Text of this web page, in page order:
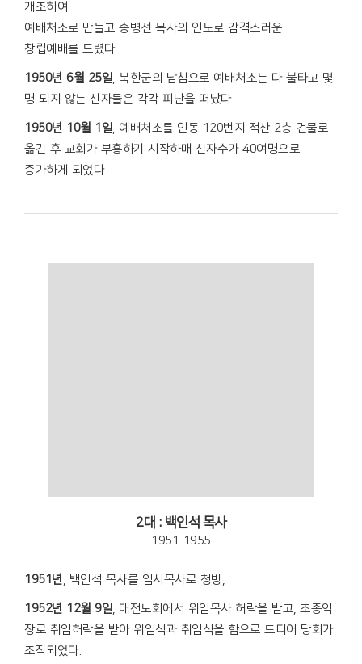
개조하여
예배처소로 만들고 송병선 목사의 인도로 감격스러운
창립예배를 드렸다.
1950년 6월 25일 , 북한군의 남침으로 예배처소는 다 불타고 몇
명 되지 않는 신자들은 각각 피난을 떠났다.
1950년 10월 1일 , 예배처소를 인동 120번지 적산 2층 건물로
옮긴 후 교회가 부흥하기 시작하매 신자수가 40여명으로
증가하게 되었다.
2대 : 백인석 목사
1951-1955
1951년 , 백인석 목사를 임시목사로 청빙,
1952년 12월 9일 , 대전노회에서 위임목사 허락을 받고, 조종익
장로 취임허락을 받아 위임식과 취임식을 함으로 드디어 당회가
조직되었다.